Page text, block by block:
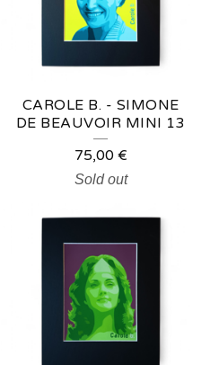
CAROLE B. - SIMONE
DE BEAUVOIR MINI 13
75,00 €
Sold out